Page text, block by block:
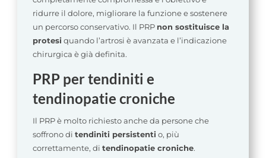
ridurre il dolore, migliorare la funzione e sostenere
un percorso conservativo. Il PRP non sostituisce la
protesi quando l’artrosi è avanzata e l’indicazione
chirurgica è già definita.
PRP per tendiniti e
tendinopatie croniche
Il PRP è molto richiesto anche da persone che
soffrono di tendiniti persistenti o, più
correttamente, di tendinopatie croniche.